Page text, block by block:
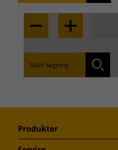
Start søgning
Find den afdeling, som er
Produkter